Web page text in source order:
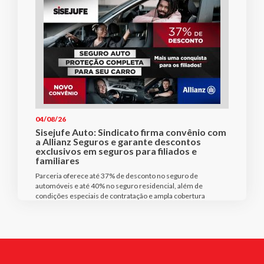
04/08/26
Sisejufe Auto: Sindicato firma convênio com
a Allianz Seguros e garante descontos
exclusivos em seguros para filiados e
familiares
Parceria oferece até 37% de desconto no seguro de
automóveis e até 40% no seguro residencial, além de
condições especiais de contratação e ampla cobertura